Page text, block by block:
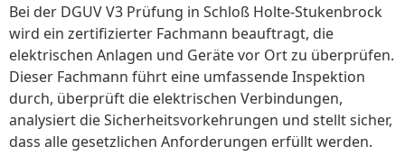
Bei der DGUV V3 Prüfung in Schloß Holte-Stukenbrock
wird ein zertifizierter Fachmann beauftragt, die
elektrischen Anlagen und Geräte vor Ort zu überprüfen.
Dieser Fachmann führt eine umfassende Inspektion
durch, überprüft die elektrischen Verbindungen,
analysiert die Sicherheitsvorkehrungen und stellt sicher,
dass alle gesetzlichen Anforderungen erfüllt werden.